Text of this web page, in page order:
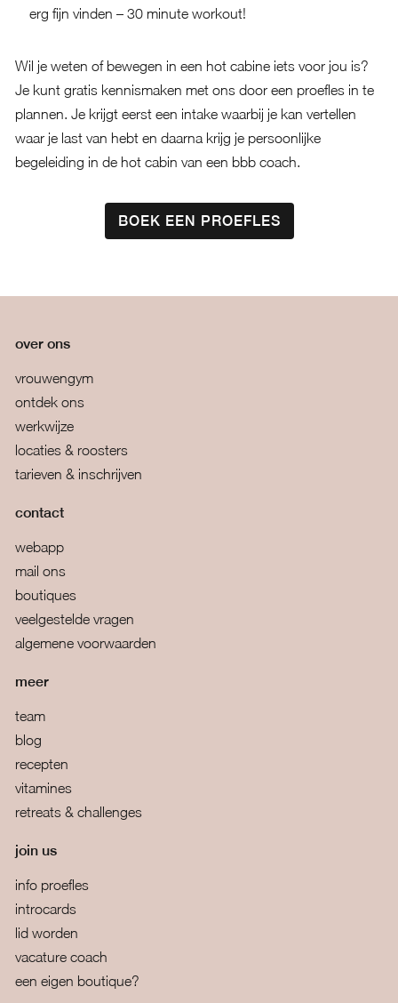
erg fijn vinden – 30 minute workout!
Wil je weten of bewegen in een hot cabine iets voor jou is?
Je kunt gratis kennismaken met ons door een proefles in te
plannen. Je krijgt eerst een intake waarbij je kan vertellen
waar je last van hebt en daarna krijg je persoonlijke
begeleiding in de hot cabin van een bbb coach.
BOEK EEN PROEFLES
over ons
vrouwengym
ontdek ons
werkwijze
locaties & roosters
tarieven & inschrijven
contact
webapp
mail ons
boutiques
veelgestelde vragen
algemene voorwaarden
meer
team
blog
recepten
vitamines
retreats & challenges
join us
info proefles
introcards
lid worden
vacature coach
een eigen boutique?